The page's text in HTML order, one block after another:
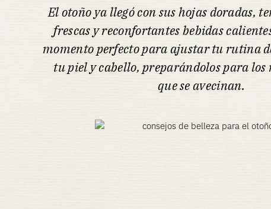
El otoño ya llegó con sus hojas doradas,
frescas y reconfortantes bebidas
momento perfecto para ajustar tu rutina
tu piel y cabello, preparándolos para los
que se avecinan.